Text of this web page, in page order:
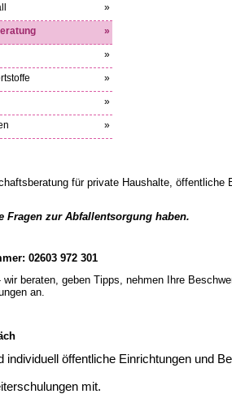
»
»
»
»
»
»
für private Haushalte, öffentliche
Fragen zur Abfallentsorgung haben.
02603 972 301
beraten, geben Tipps, nehmen Ihre
an.
individuell öffentliche Einrichtungen und
mit.